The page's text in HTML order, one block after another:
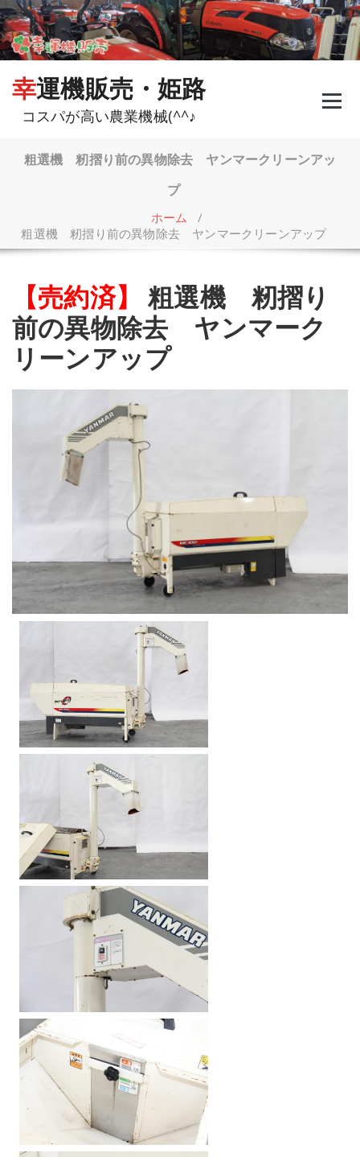
コ
ン
テ
ン
幸運機販売・姫路
コスパが高い農業機械(^^♪
粗選機 籾摺り前の異物除去 ヤンマークリーンアッ
プ
ホーム /
粗選機 籾摺り前の異物除去 ヤンマークリーンアップ
【売約済】
粗選機 籾摺り
前の異物除去 ヤンマーク
リーンアップ